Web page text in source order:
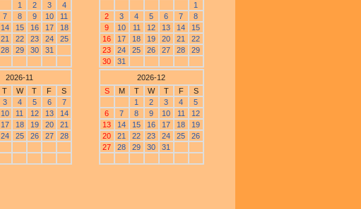
1
2 3
4
7 8 9 10
11
14 15 16 17
18
21 22 23 24
25
28 29 30 31
1
2
3 4 5 6 7
8
9
10 11 12 13 14
15
16
17 18 19 20 21
22
23
24 25 26 27 28
29
30
31
2026-11
T W T F
S
3 4 5 6
7
10 11 12 13
14
17 18 19 20
21
24 25 26 27
28
2026-12
S
M T W T F
S
1
2 3 4
5
6
7 8 9 10 11
12
13
14 15 16 17 18
19
20
21 22 23 24 25
26
27
28 29 30 31